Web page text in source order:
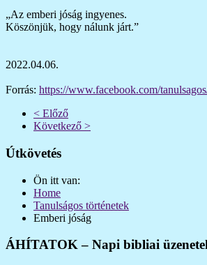
„Az emberi jóság ingyenes.
Köszönjük, hogy nálunk járt.”
2022.04.06.
Forrás: https://www.facebook.com/
< Előző
Következő >
Útkövetés
Ön itt van:
Home
Tanulságos történetek
Emberi jóság
ÁHÍTATOK – Napi bibliai